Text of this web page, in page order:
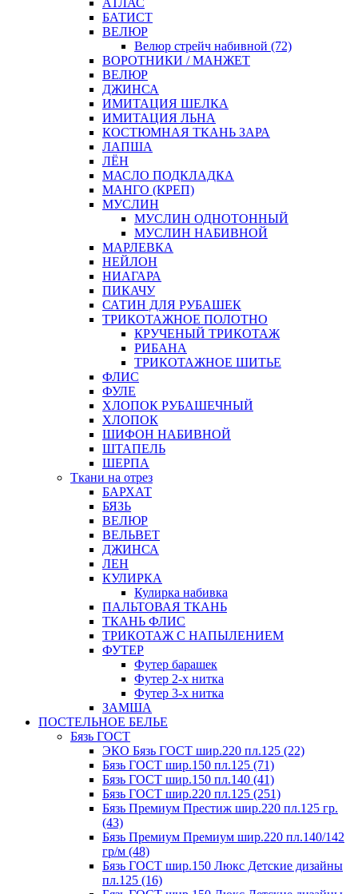
АТЛАС
БАТИСТ
ВЕЛЮР
Велюр стрейч набивной (72)
ВОРОТНИКИ / МАНЖЕТ
ВЕЛЮР
ДЖИНСА
ИМИТАЦИЯ ШЕЛКА
ИМИТАЦИЯ ЛЬНА
КОСТЮМНАЯ ТКАНЬ ЗАРА
ЛАПША
ЛЁН
МАСЛО ПОДКЛАДКА
МАНГО (КРЕП)
МУСЛИН
МУСЛИН ОДНОТОННЫЙ
МУСЛИН НАБИВНОЙ
МАРЛЕВКА
НЕЙЛОН
НИАГАРА
ПИКАЧУ
САТИН ДЛЯ РУБАШЕК
ТРИКОТАЖНОЕ ПОЛОТНО
КРУЧЕНЫЙ ТРИКОТАЖ
РИБАНА
ТРИКОТАЖНОЕ ШИТЬЕ
ФЛИС
ФУЛЕ
ХЛОПОК РУБАШЕЧНЫЙ
ХЛОПОК
ШИФОН НАБИВНОЙ
ШТАПЕЛЬ
ШЕРПА
Ткани на отрез
БАРХАТ
БЯЗЬ
ВЕЛЮР
ВЕЛЬВЕТ
ДЖИНСА
ЛЕН
КУЛИРКА
Кулирка набивка
ПАЛЬТОВАЯ ТКАНЬ
ТКАНЬ ФЛИС
ТРИКОТАЖ С НАПЫЛЕНИЕМ
ФУТЕР
Футер барашек
Футер 2-х нитка
Футер 3-х нитка
ЗАМША
ПОСТЕЛЬНОЕ БЕЛЬЕ
Бязь ГОСТ
ЭКО Бязь ГОСТ шир.220 пл.125 (22)
Бязь ГОСТ шир.150 пл.125 (71)
Бязь ГОСТ шир.150 пл.140 (41)
Бязь ГОСТ шир.220 пл.125 (251)
Бязь Премиум Престиж шир.220 пл.125 гр.
(43)
Бязь Премиум Премиум шир.220 пл.140/142
гр/м (48)
Бязь ГОСТ шир.150 Люкс Детские дизайны
пл.125 (16)